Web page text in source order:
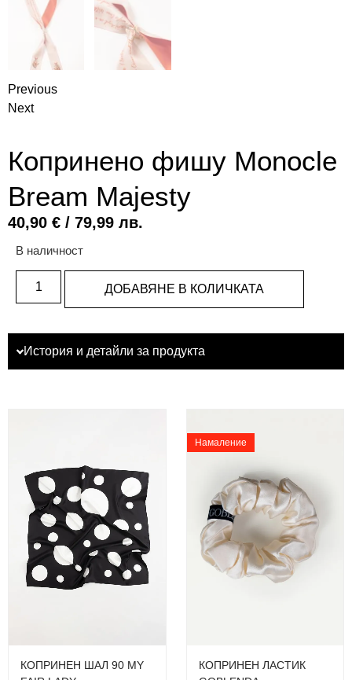
Previous
Next
Копринено фишу Monocle
Bream Majesty
40,90 € / 79,99 лв.
В наличност
ДОБАВЯНЕ В КОЛИЧКАТА
История и детайли за продукта
КОПРИНЕН ШАЛ 90 MY
Намаление
КОПРИНЕН ЛАСТИК